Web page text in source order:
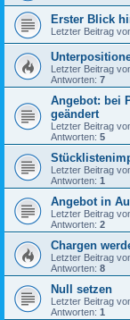
Erster Blick
Letzter Beitrag
Letzter Beitrag
Antworten: 7
Angebot: bei
geändert
Letzter Beitrag
Antworten: 5
Letzter Beitrag
Antworten: 1
Angebot in
Letzter Beitrag
Antworten: 2
Chargen
Letzter Beitrag
Antworten: 8
Null setzen
Letzter Beitrag
Antworten: 1